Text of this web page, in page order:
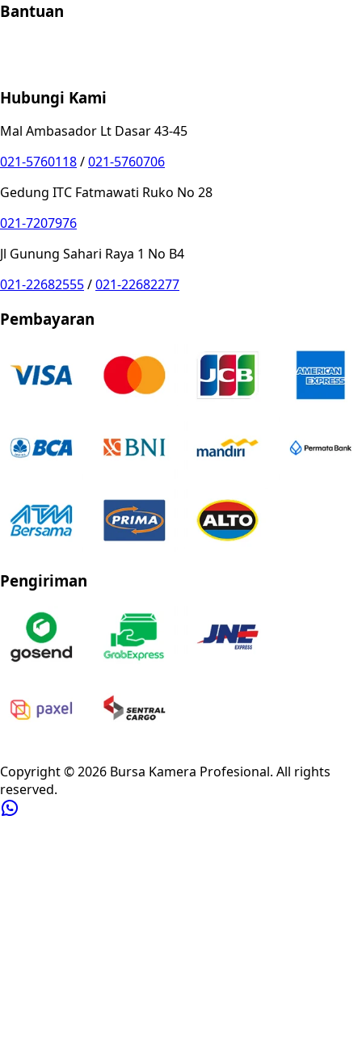
Bantuan
Hubungi Kami
Mal Ambasador Lt Dasar 43-45
021-5760118/021-5760706
Gedung ITC Fatmawati Ruko No 28
021-7207976
Jl Gunung Sahari Raya 1 No B4
021-22682555/021-22682277
Pembayaran
Pengiriman
Copyright ©2026 Bursa Kamera Profesional. All rights
reserved.